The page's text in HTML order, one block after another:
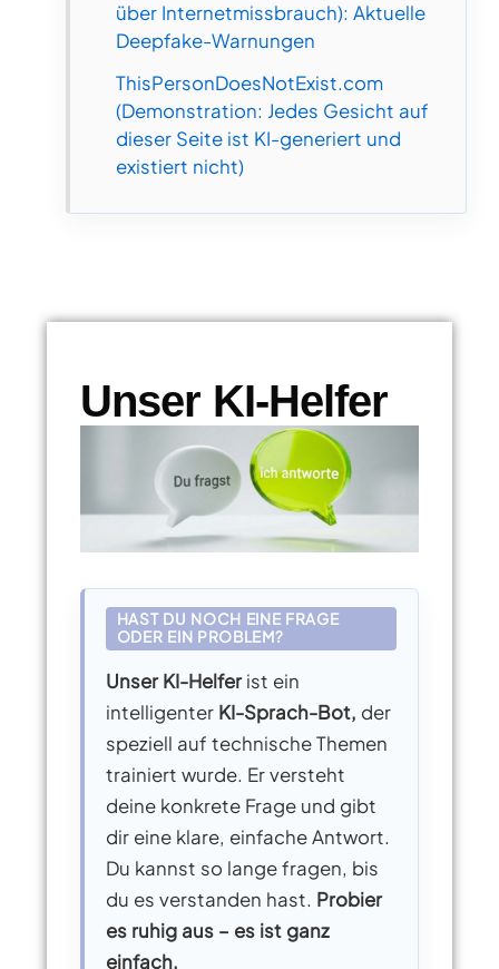
über Internetmissbrauch): Aktuelle
Deepfake-Warnungen
ThisPersonDoesNotExist.com
(Demonstration: Jedes Gesicht auf
dieser Seite ist KI-generiert und
existiert nicht)
Unser KI-Helfer
HAST DU NOCH EINE FRAGE
ODER EIN PROBLEM?
Unser KI-Helferist ein
intelligenter KI-Sprach-Bot, der
speziell auf technische Themen
trainiert wurde. Er versteht
deine konkrete Frage und gibt
dir eine klare, einfache Antwort.
Du kannst so lange fragen, bis
du es verstanden hast. Probier
es ruhig aus – es ist ganz
einfach.